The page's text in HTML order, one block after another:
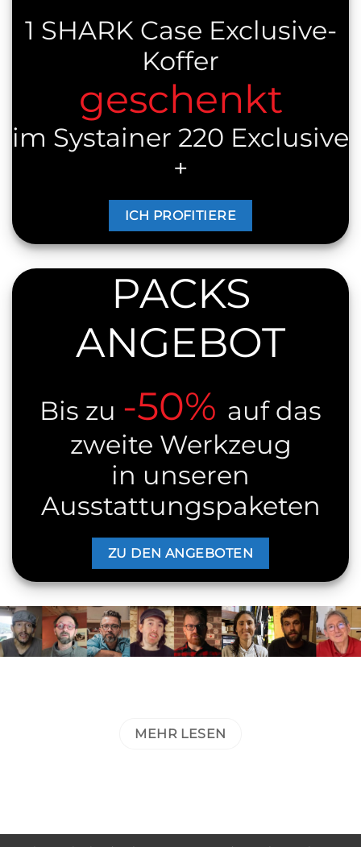
1 SHARK Case Exclusive-
Koffer
geschenkt
im Systainer 220 Exclusive
+
ICH PROFITIERE
PACKS
ANGEBOT
Bis zu -50% auf das
zweite Werkzeug
in unseren
Ausstattungspaketen
ZU DEN ANGEBOTEN
TRETEN SIE DER RALI-COMMUNITY BEI
MEHR LESEN